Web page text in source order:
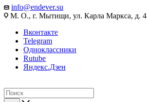
info@endever.su
М. О., г. Мытищи, ул. Карла Маркса, д. 4
Вконтакте
Telegram
Одноклассники
Rutube
Яндекс.Дзен